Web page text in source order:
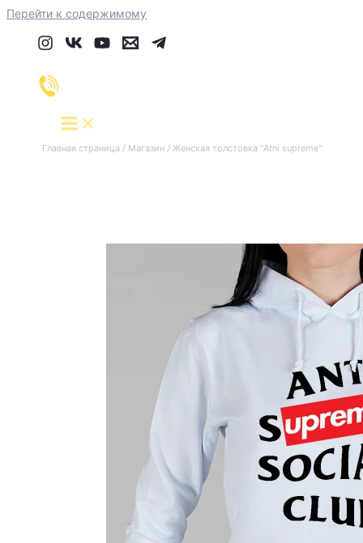
Перейти к содержимому
Главная страница/ Магазин/ Женская толстовка "Atni supreme"